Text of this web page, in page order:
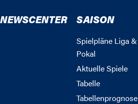
NEWSCENTER SAISON
Spielpläne Liga &
Pokal
Aktuelle Spiele
Tabelle
Tabellenprognose